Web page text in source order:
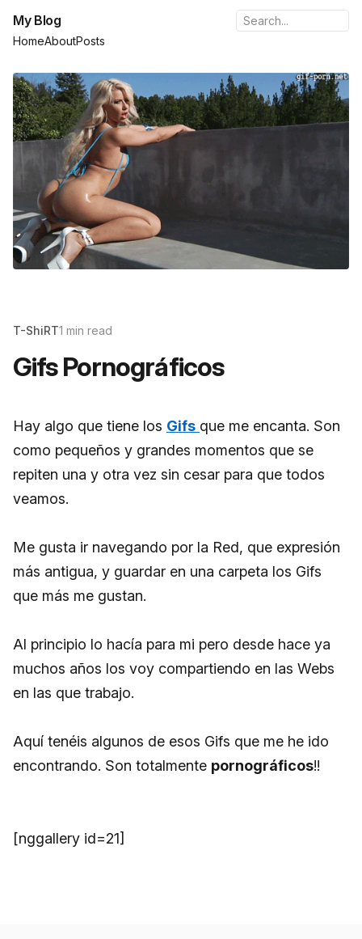
My Blog
HomeAboutPosts
T-ShiRT1 min read
Gifs Pornográficos
Hay algo que tiene los Gifs que me encanta. Son
como pequeños y grandes momentos que se
repiten una y otra vez sin cesar para que todos
veamos.
Me gusta ir navegando por la Red, que expresión
más antigua, y guardar en una carpeta los Gifs
que más me gustan.
Al principio lo hacía para mi pero desde hace ya
muchos años los voy compartiendo en las Webs
en las que trabajo.
Aquí tenéis algunos de esos Gifs que me he ido
encontrando. Son totalmente pornográficos!!
[nggallery id=21]